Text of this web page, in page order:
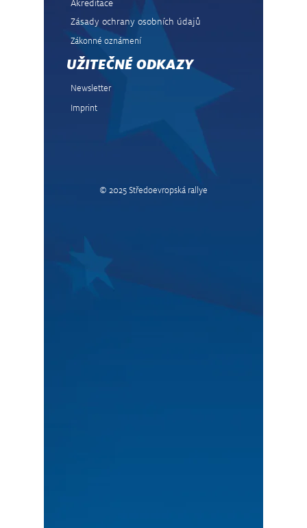
Akreditace
Zásady ochrany osobních údajů
Zákonné oznámení
UŽITEČNÉ ODKAZY
Newsletter
Imprint
© 2025 Středoevropská rallye